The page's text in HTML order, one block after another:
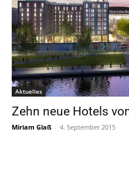
Aktuelles
Zehn neue Hotels
Miriam Glaß - 4. September 2015